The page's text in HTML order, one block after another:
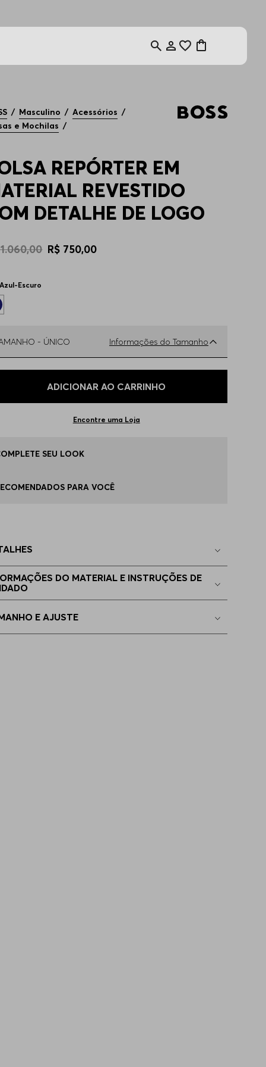
Masculino
Acessórios
e Mochilas
REPÓRTER EM
REVESTIDO
DETALHE DE LOGO
1.060,00 R$ 750,00
Azul-Escuro
- ÚNICO Informações do Tamanho
ADICIONAR AO CARRINHO
Encontre uma Loja
SEU LOOK
PARA VOCÊ
DO MATERIAL E INSTRUÇÕES DE
E AJUSTE